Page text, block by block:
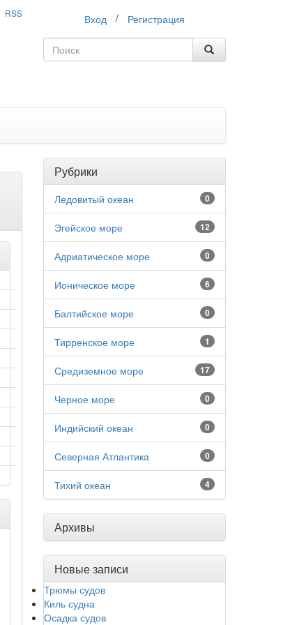
RSS Вход / Регистрация
Рубрики
0
Ледовитый океан
12
Эгейское море
0
Адриатическое море
6
Ионическое море
0
Балтийское море
1
Тирренское море
17
Средиземное море
0
Черное море
0
Индийский океан
0
Северная Атлантика
4
Тихий океан
Архивы
Новые записи
Трюмы судов
Киль судна
Осадка судов